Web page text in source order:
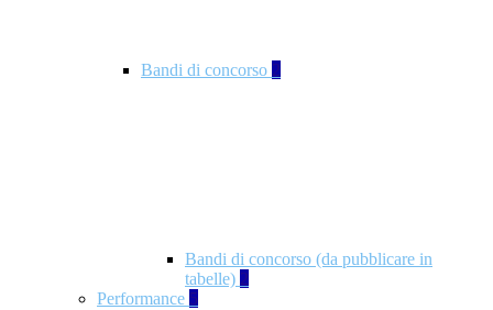
Bandi di concorso 2
Bandi di concorso (da pubblicare in
tabelle) 2
Performance 5